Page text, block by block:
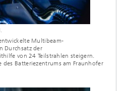
Multibeam-
Durchsatz der
von 24 Teilstrahlen steigern.
Batteriezentrums am Fraunhofer